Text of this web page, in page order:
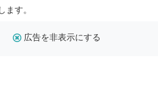
ます。
広告を非表示にする